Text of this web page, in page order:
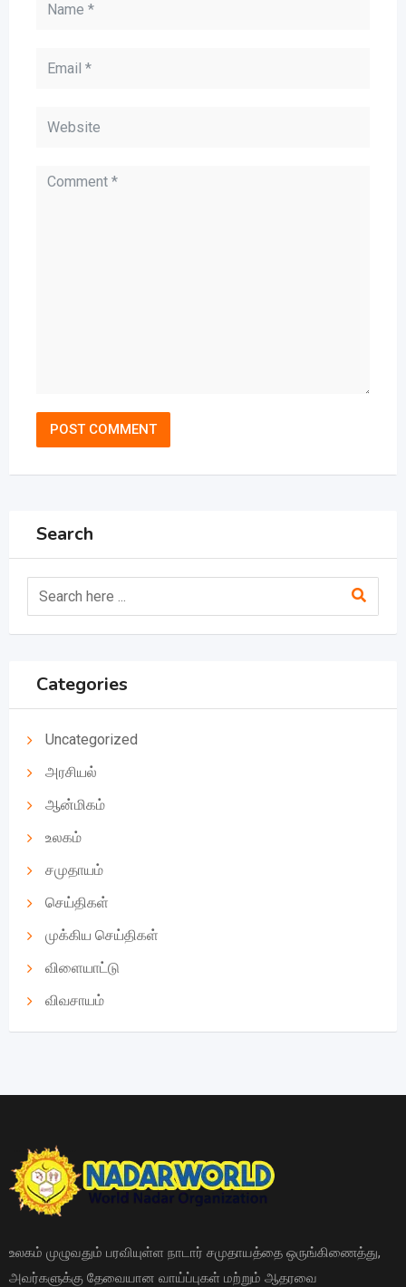
Search
Categories
Uncategorized
அரசியல்
ஆன்மிகம்
உலகம்
சமுதாயம்
செய்திகள்
முக்கிய செய்திகள்
விளையாட்டு
விவசாயம்
உலகம் முழுவதும் பரவியுள்ள நாடார் சமுதாயத்தை ஒருங்கிணைத்து,
அவர்களுக்கு தேவையான வாய்ப்புகள் மற்றும் ஆதரவை